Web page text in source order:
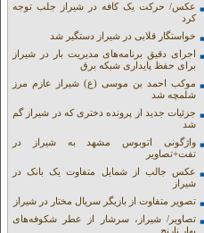
عکس/ حرکت یک کافه در شیراز جلب توجه
کرد
خواستگار قلابی در شیراز دستگیر شد
اجرای دقیق برنامه‌های مدیریت بار در شیراز
برای حفظ پایداری شبکه برق
موکب احمد بن موسی (ع) شیراز عازم مرز
شلمچه شد
جزئیات جدید از پرونده دختری که در شیراز گم
شد
واژگونی اتوبوس مشهد به شیراز در
تفت+تصاویر
عکس جالب از شمایل متفاوت یک بانک در
شیراز
تصویر متفاوت از بازیگر سریال مختار در شیراز
تصاویر/ شیراز، سرشار از عطر شکوفه‌های
بهار نارنج